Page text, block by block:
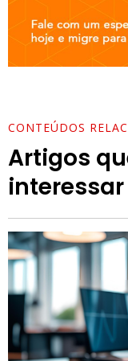
CONTEÚDOS
Artigos
interessar